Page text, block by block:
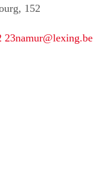
152
23namur@lexing.be